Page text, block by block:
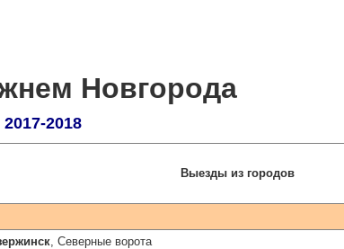
Новгорода
2018
Выезды из городов
, Северные ворота